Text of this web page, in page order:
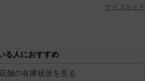
サイズガイド
る人におすすめ
店舗の在庫状況を見る